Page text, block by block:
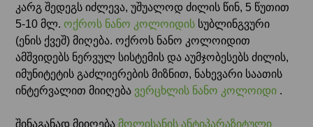
კარგ შედეგს იძლევა, უშუალოდ ძილის წინ, 5 წუთით
5-10 მლ. ოქროს ნანო კოლოიდის სუბლინგვური
(ენის ქვეშ) მიღება. ოქროს ნანო კოლოიდით
ამშვიდებს ნერვულ სისტემის და აუმჯობესებს ძილის,
იმუნიტეტის გაძლიერების მიზნით, ნახევარი საათის
ინტერვალით მიიღება ვერცხლის ნანო კოლოიდი .
შინაგანად მიიღება მოლისანის ანტიპარაზიტული